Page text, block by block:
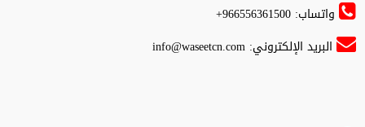
واتساب: 966556361500+
البريد الإلكتروني:info@waseetcn.com